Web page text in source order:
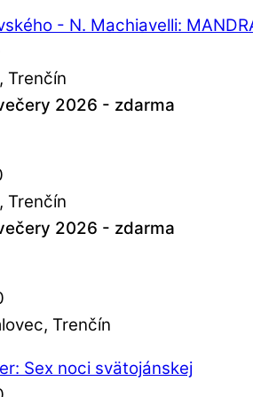
- N. Machiavelli:
Trenčín
2026 - zdarma
Trenčín
2026 - zdarma
Trenčín
Sex noci svätojánskej